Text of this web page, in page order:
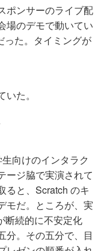
ポンサーのライブ配
場のデモで動いてい
った。タイミングが
た。
向けのインタラク
ージ脇で実演されて
ると、Scratch のキ
モだ。ところが、実
断続的に不安定化
分。その五分で、目